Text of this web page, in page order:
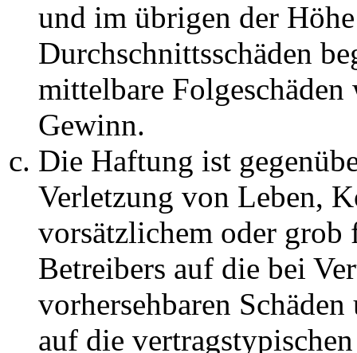
und im übrigen der
Durchschnittsschäden
mittelbare Folgeschäden
Gewinn.
Die Haftung ist
Verletzung von Leben,
vorsätzlichem oder grob
Betreibers auf die bei
vorhersehbaren
auf die